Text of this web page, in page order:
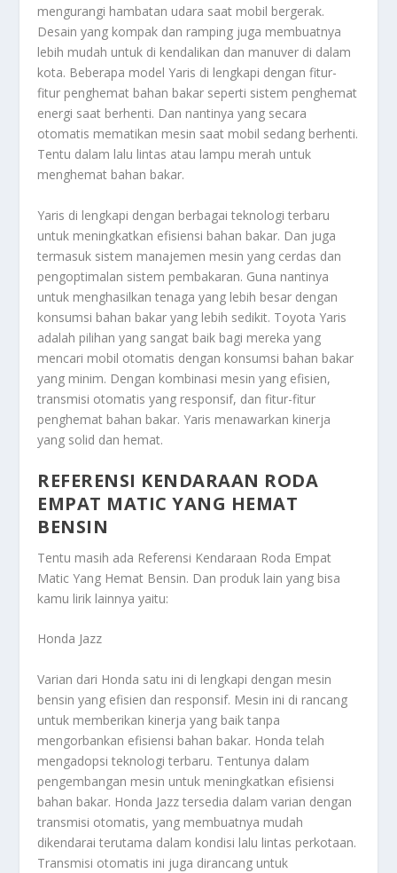
mengurangi hambatan udara saat mobil bergerak.
Desain yang kompak dan ramping juga membuatnya
lebih mudah untuk di kendalikan dan manuver di dalam
kota. Beberapa model Yaris di lengkapi dengan fitur-
fitur penghemat bahan bakar seperti sistem penghemat
energi saat berhenti. Dan nantinya yang secara
otomatis mematikan mesin saat mobil sedang berhenti.
Tentu dalam lalu lintas atau lampu merah untuk
menghemat bahan bakar.
Yaris di lengkapi dengan berbagai teknologi terbaru
untuk meningkatkan efisiensi bahan bakar. Dan juga
termasuk sistem manajemen mesin yang cerdas dan
pengoptimalan sistem pembakaran. Guna nantinya
untuk menghasilkan tenaga yang lebih besar dengan
konsumsi bahan bakar yang lebih sedikit. Toyota Yaris
adalah pilihan yang sangat baik bagi mereka yang
mencari mobil otomatis dengan konsumsi bahan bakar
yang minim. Dengan kombinasi mesin yang efisien,
transmisi otomatis yang responsif, dan fitur-fitur
penghemat bahan bakar. Yaris menawarkan kinerja
yang solid dan hemat.
REFERENSI KENDARAAN RODA
EMPAT MATIC YANG HEMAT
BENSIN
Tentu masih ada Referensi Kendaraan Roda Empat
Matic Yang Hemat Bensin. Dan produk lain yang bisa
kamu lirik lainnya yaitu:
Honda Jazz
Varian dari Honda satu ini di lengkapi dengan mesin
bensin yang efisien dan responsif. Mesin ini di rancang
untuk memberikan kinerja yang baik tanpa
mengorbankan efisiensi bahan bakar. Honda telah
mengadopsi teknologi terbaru. Tentunya dalam
pengembangan mesin untuk meningkatkan efisiensi
bahan bakar. Honda Jazz tersedia dalam varian dengan
transmisi otomatis, yang membuatnya mudah
dikendarai terutama dalam kondisi lalu lintas perkotaan.
Transmisi otomatis ini juga dirancang untuk